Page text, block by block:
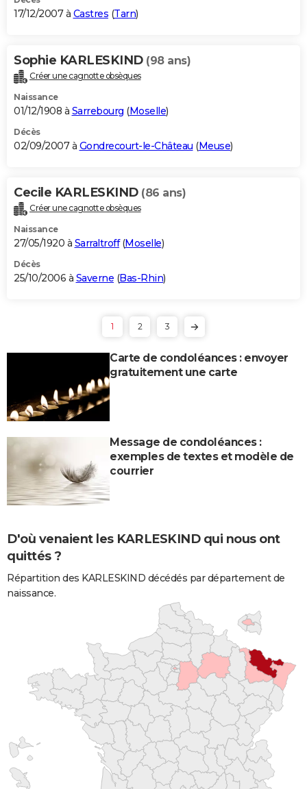
17/12/2007 à Castres (Tarn)
Sophie KARLESKIND (98 ans)
Créer une cagnotte obsèques
Naissance
01/12/1908 à Sarrebourg (Moselle)
Décès
02/09/2007 à Gondrecourt-le-Château (Meuse)
Cecile KARLESKIND (86 ans)
Créer une cagnotte obsèques
Naissance
27/05/1920 à Sarraltroff(Moselle)
Décès
25/10/2006 à Saverne (Bas-Rhin)
1 2 3
Carte de condoléances : envoyer
gratuitement une carte
Message de condoléances :
exemples de textes et modèle de
courrier
D'où venaient les KARLESKIND qui nous ont
quittés ?
Répartition des KARLESKIND décédés par département de
naissance.